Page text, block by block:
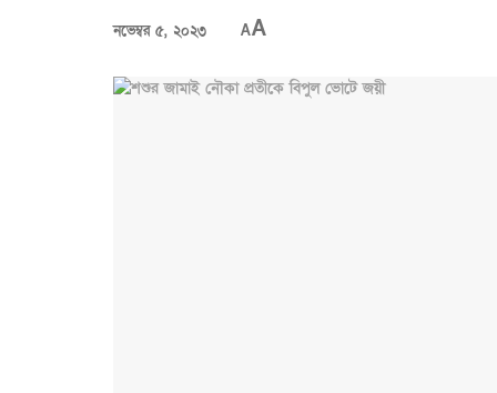
নভেম্বর ৫, ২০২৩ AA